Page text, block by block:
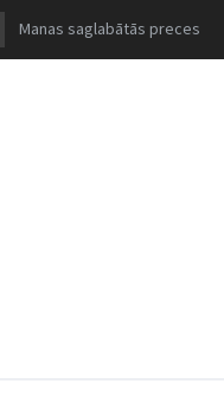
Manas saglabātās preces